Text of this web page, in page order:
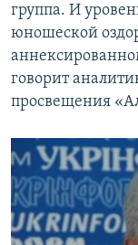
группа. И
юношеской
говорит
просвещения